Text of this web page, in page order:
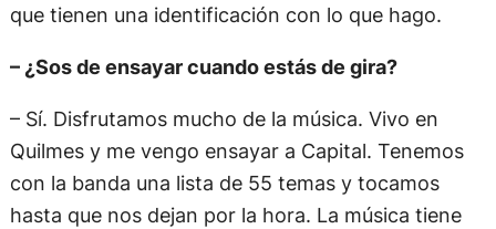
que tienen una identificación con lo que hago.
– ¿Sos de ensayar cuando estás de gira?
– Sí. Disfrutamos mucho de la música. Vivo en
Quilmes y me vengo ensayar a Capital. Tenemos
con la banda una lista de 55 temas y tocamos
hasta que nos dejan por la hora. La música tiene